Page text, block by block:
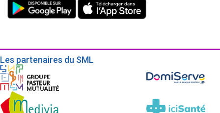
Les partenaires du SML